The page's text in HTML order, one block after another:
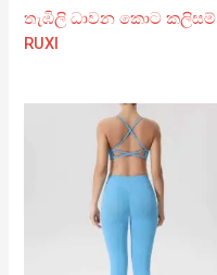
තැඹිලි ධාවන කොට කලිසම්
RUXI